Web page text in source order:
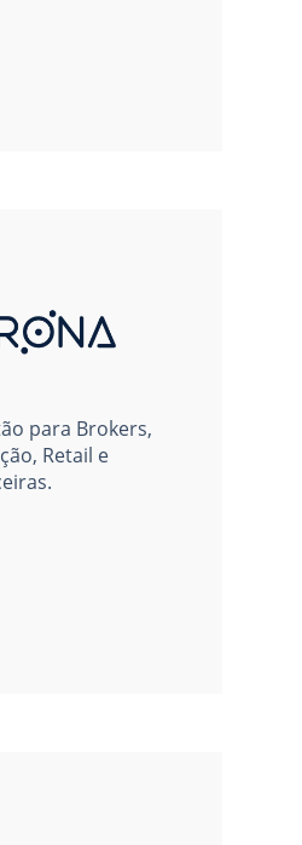
para Brokers,
Retail e